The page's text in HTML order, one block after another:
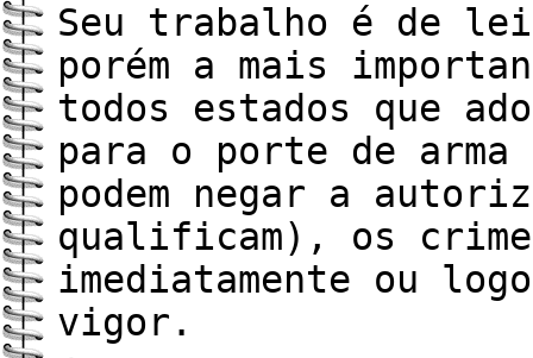
Seu trabalho é de
porém a mais
todos estados que
para o porte de arma
podem negar a
qualificam), os
imediatamente ou
vigor.